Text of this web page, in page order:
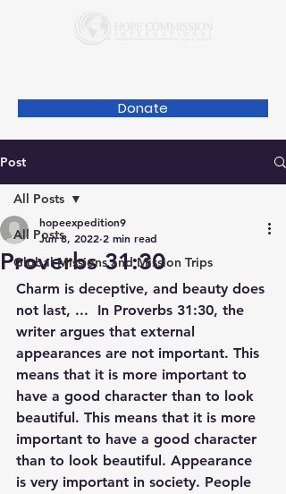
Donate
Post
All Posts
Global Missions and Mission Trips
All Posts
Proverbs 31:30
hopeexpedition9
Jun 8, 2022 2 min read
Charm is deceptive, and beauty does
not last, ...  In Proverbs 31:30, the
writer argues that external
appearances are not important. This
means that it is more important to
have a good character than to look
beautiful. This means that it is more
important to have a good character
than to look beautiful. Appearance
is very important in society. People